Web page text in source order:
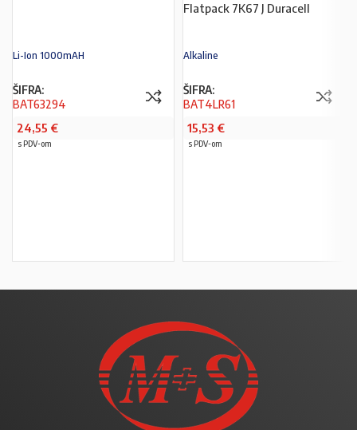
Li-Ion 1000mAH
ŠIFRA:
BAT63294
24,55 €
s PDV-om
Flatpack 7K67 J Duracell
Alkaline
ŠIFRA:
BAT4LR61
15,53 €
s PDV-om